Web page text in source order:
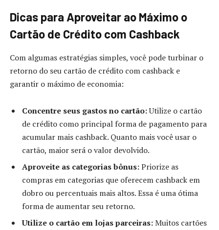
Dicas para Aproveitar ao Máximo o
Cartão de Crédito com Cashback
Com algumas estratégias simples, você pode turbinar o
retorno do seu cartão de crédito com cashback e
garantir o máximo de economia:
Concentre seus gastos no cartão:Utilize o cartão
de crédito como principal forma de pagamento para
acumular mais cashback. Quanto mais você usar o
cartão, maior será o valor devolvido.
Aproveite as categorias bônus:Priorize as
compras em categorias que oferecem cashback em
dobro ou percentuais mais altos. Essa é uma ótima
forma de aumentar seu retorno.
Utilize o cartão em lojas parceiras:Muitos cartões